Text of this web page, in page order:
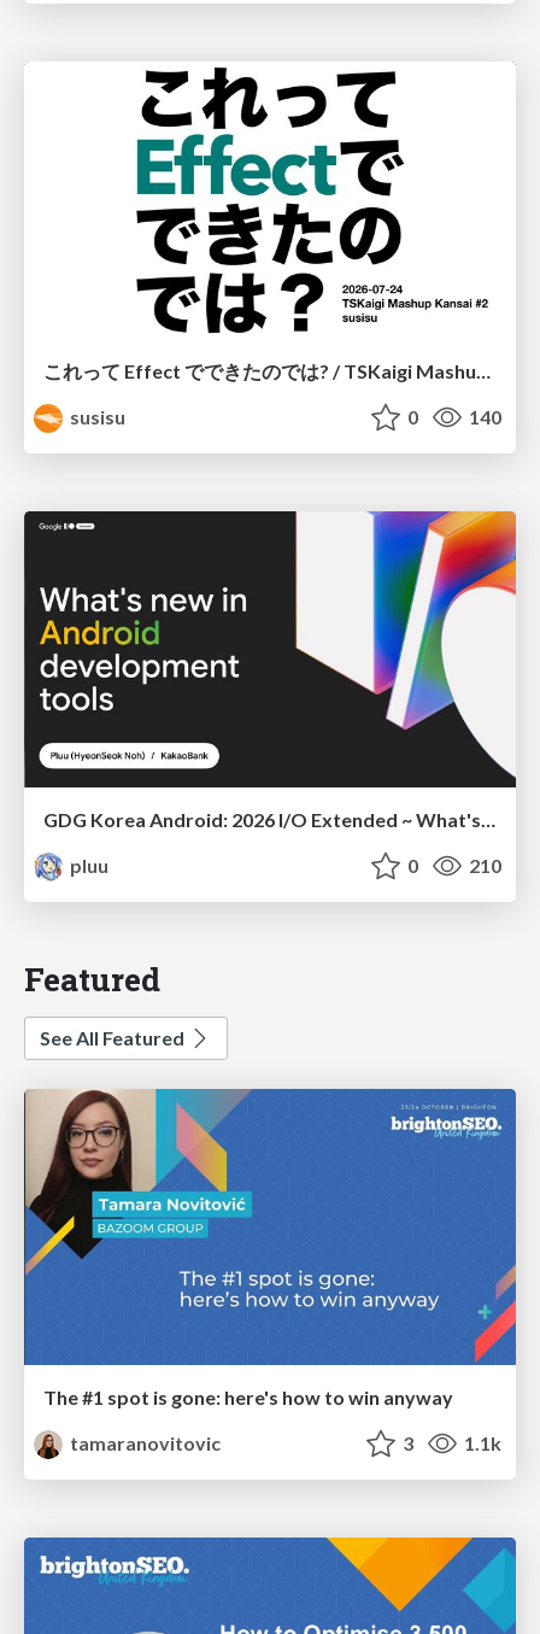
susisu
0 140
GDG Korea Android: 2026 I/O Extended ~ What's new in Android development tools
pluu
0 210
Featured
See All Featured
The #1 spot is gone: here's how to win anyway
tamaranovitovic
3 1.1k